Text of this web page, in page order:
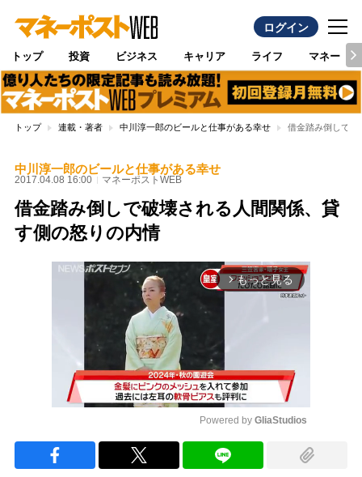
ログイン
トップ 投資 ビジネス キャリア ライフ マネー
トップ 連載・著者 中川淳一郎のビールと仕事がある幸せ 借金踏み倒しで破
中川淳一郎のビールと仕事がある幸せ
2017.04.08 16:00 マネーポストWEB
借金踏み倒しで破壊される人間関係、貸
す側の怒りの内情
arrow_forward_ios もっと見る
Powered by GliaStudios